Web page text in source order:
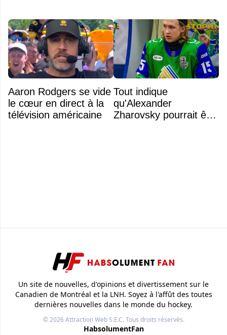
Aaron Rodgers se vide
le cœur en direct à la
télévision américaine
Tout indique
qu'Alexander
Zharovsky pourrait être
Un site de nouvelles, d'opinions et divertissement sur le
Canadien de Montréal et la LNH. Soyez à l'affût des toutes
dernières nouvelles dans le monde du hockey.
© 2026Attraction Web S.E.C.Tous droits réservés.
HabsolumentFan